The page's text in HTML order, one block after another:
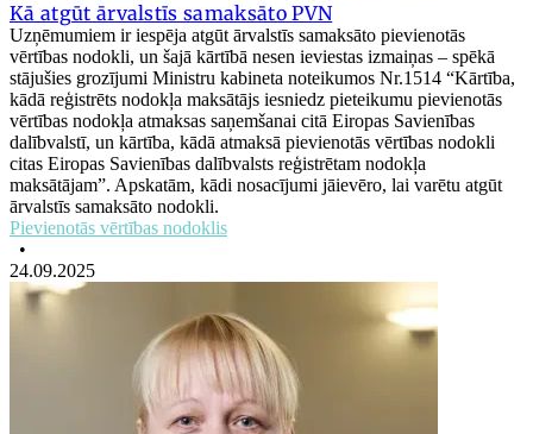
Kā atgūt ārvalstīs samaksāto PVN
Uzņēmumiem ir iespēja atgūt ārvalstīs samaksāto pievienotās
vērtības nodokli, un šajā kārtībā nesen ieviestas izmaiņas – spēkā
stājušies grozījumi Ministru kabineta noteikumos Nr.1514 “Kārtība,
kādā reģistrēts nodokļa maksātājs iesniedz pieteikumu pievienotās
vērtības nodokļa atmaksas saņemšanai citā Eiropas Savienības
dalībvalstī, un kārtība, kādā atmaksā pievienotās vērtības nodokli
citas Eiropas Savienības dalībvalsts reģistrētam nodokļa
maksātājam”. Apskatām, kādi nosacījumi jāievēro, lai varētu atgūt
ārvalstīs samaksāto nodokli.
Pievienotās vērtības nodoklis
•
24.09.2025